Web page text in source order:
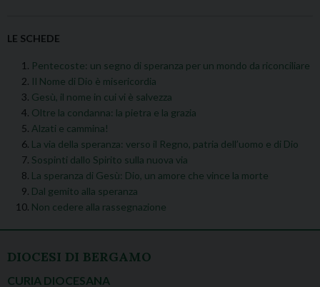
LE SCHEDE
Pentecoste: un segno di speranza per un mondo da riconciliare
Il Nome di Dio è misericordia
Gesù, il nome in cui vi è salvezza
Oltre la condanna: la pietra e la grazia
Alzati e cammina!
La via della speranza: verso il Regno, patria dell’uomo e di Dio
Sospinti dallo Spirito sulla nuova via
La speranza di Gesù: Dio, un amore che vince la morte
Dal gemito alla speranza
Non cedere alla rassegnazione
DIOCESI DI BERGAMO
CURIA DIOCESANA